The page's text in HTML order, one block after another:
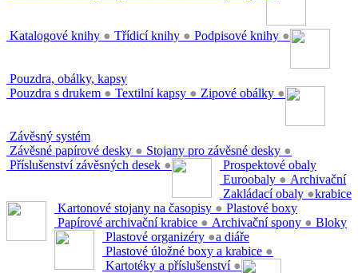
Katalogové knihy ● Třídicí knihy ● Podpisové knihy ●
Pouzdra, obálky, kapsy
Pouzdra s drukem ● Textilní kapsy ● Zipové obálky ●
Závěsný systém
Závěsné papírové desky ● Stojany pro závěsné desky ●
Příslušenství závěsných desek ●
Prospektové obaly
Euroobaly ●
Zakládací obaly ●
Archivační
krabice
Kartonové stojany na časopisy ●
Papírové archivační krabice ● Archivační spony ●
Plastové boxy
Plastové organizéry ●
Plastové úložné boxy a krabice ●
Kartotéky a příslušenství ●
Bloky
a diáře